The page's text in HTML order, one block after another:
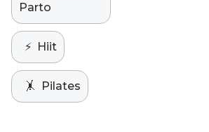
Parto
⚡️ Hiit
🤸 Pilates